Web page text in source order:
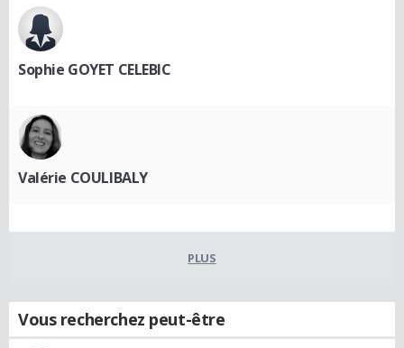
Sophie GOYET CELEBIC
Valérie COULIBALY
PLUS
Vous recherchez peut-être